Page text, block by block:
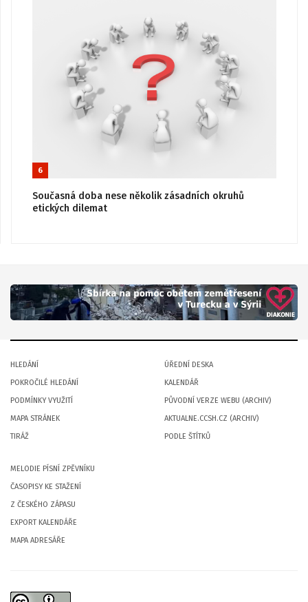
6
Současná doba nese několik zásadních okruhů
etických dilemat
HLEDÁNÍ
POKROČILÉ HLEDÁNÍ
PODMÍNKY VYUŽITÍ
MAPA STRÁNEK
TIRÁŽ
ÚŘEDNÍ DESKA
KALENDÁŘ
PŮVODNÍ VERZE WEBU (ARCHIV)
AKTUALNE.CCSH.CZ (ARCHIV)
PODLE ŠTÍTKŮ
MELODIE PÍSNÍ ZPĚVNÍKU
ČASOPISY KE STAŽENÍ
Z ČESKÉHO ZÁPASU
EXPORT KALENDÁŘE
MAPA ADRESÁŘE